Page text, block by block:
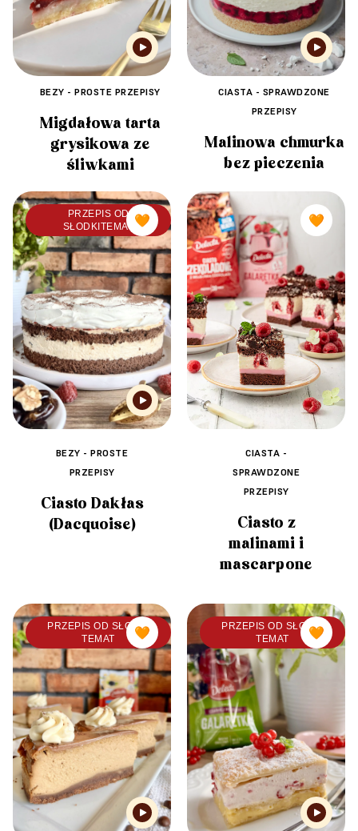
BEZY - PROSTE PRZEPISY
Migdałowa tarta
grysikowa ze
śliwkami
CIASTA - SPRAWDZONE
PRZEPISY
Malinowa chmurka
bez pieczenia
PRZEPIS OD
SŁODKITEMAT 🧡
BEZY - PROSTE
PRZEPISY
Ciasto Dakłas
(Dacquoise)
🧡
CIASTA -
SPRAWDZONE
PRZEPISY
Ciasto z
malinami i
mascarpone
PRZEPIS OD SŁODKI
TEMAT
🧡
PRZEPIS OD SŁODKI
TEMAT
🧡